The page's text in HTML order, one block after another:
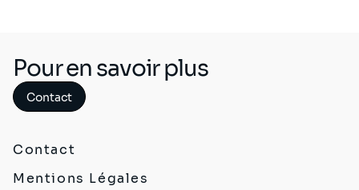
Pour en savoir plus
Contact
Contact
Mentions Légales